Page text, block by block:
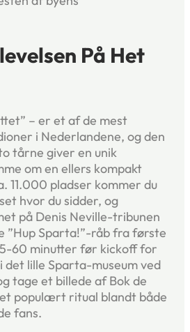
På Het
– er et af de mest
i Nederlandene, og den
tårne giver en unik
om en ellers kompakt
11.000 pladser kommer du
hvor du sidder, og
på Denis Neville-tribunen
”Hup Sparta!”-råb fra første
60 minutter før kickoff for
lille Sparta-museum ved
tage et billede af Bok de
populært ritual blandt både
fans.